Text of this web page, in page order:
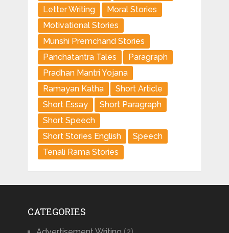
Letter Writing
Moral Stories
Motivational Stories
Munshi Premchand Stories
Panchatantra Tales
Paragraph
Pradhan Mantri Yojana
Ramayan Katha
Short Article
Short Essay
Short Paragraph
Short Speech
Short Stories English
Speech
Tenali Rama Stories
CATEGORIES